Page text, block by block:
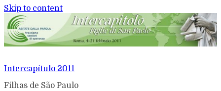
Skip to content
Intercapítulo 2011
Filhas de São Paulo